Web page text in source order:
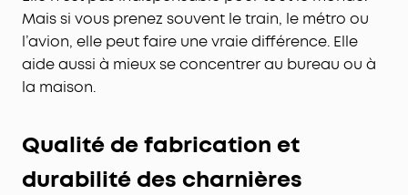
Mais si vous prenez souvent le train, le métro ou
l’avion, elle peut faire une vraie différence. Elle
aide aussi à mieux se concentrer au bureau ou à
la maison.
Qualité de fabrication et
durabilité des charnières